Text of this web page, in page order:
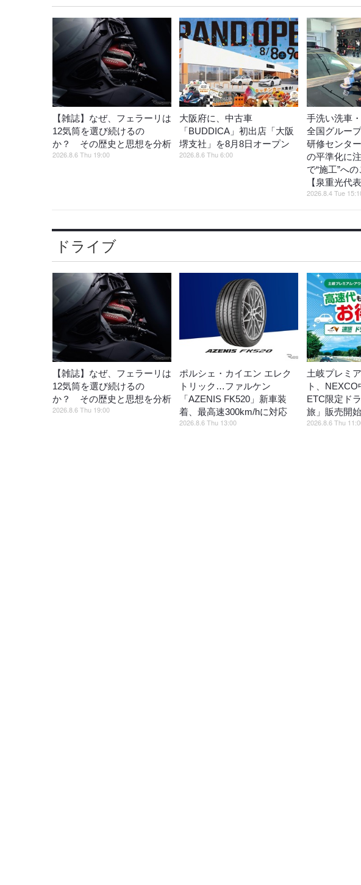
【雑誌】なぜ、フェラーリは
12気筒を選び続けるの
か？ その歴史と思想を分析
2026.8.6 Thu 19:00
大阪府に、中古車
「BUDDICA」初出店「大阪
堺支社」を8月8日オープン
2026.8.6 Thu 6:00
手洗い洗車
全国グルー
研修センタ
の平準化に
で“施工”へ
【泉重光代
2026.8.4 Tue
ドライブ
【雑誌】なぜ、フェラーリは
12気筒を選び続けるの
か？ その歴史と思想を分析
2026.8.6 Thu 19:00
ポルシェ・カイエン エレク
トリック…ファルケン
「AZENIS FK520」新車装
着、最高速300km/hに対応
2026.8.6 Thu 13:00
土岐プレミ
ト、
ETC限定ド
旅」販売開始
2026.8.6 Thu